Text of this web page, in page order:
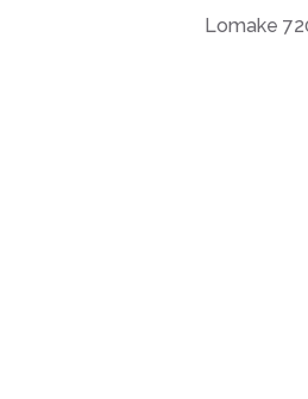
Lomake